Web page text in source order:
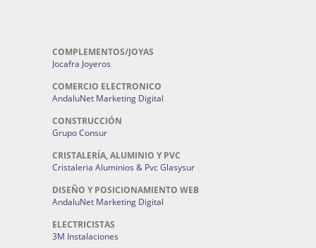
COMPLEMENTOS/JOYAS
Jocafra Joyeros
COMERCIO ELECTRONICO
AndaluNet Marketing Digital
CONSTRUCCIÓN
Grupo Consur
CRISTALERÍA, ALUMINIO Y PVC
Cristaleria Aluminios & Pvc Glasysur
DISEÑO Y POSICIONAMIENTO WEB
AndaluNet Marketing Digital
ELECTRICISTAS
3M Instalaciones